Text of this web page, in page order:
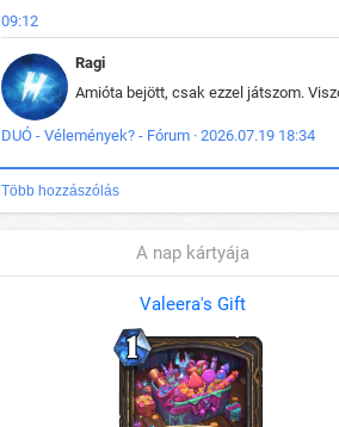
09:12
Ragi
DUÓ - Vélemények? - Fórum · 2026.07.19 18:34
Több hozzászólás
A nap kártyája
Valeera's Gift